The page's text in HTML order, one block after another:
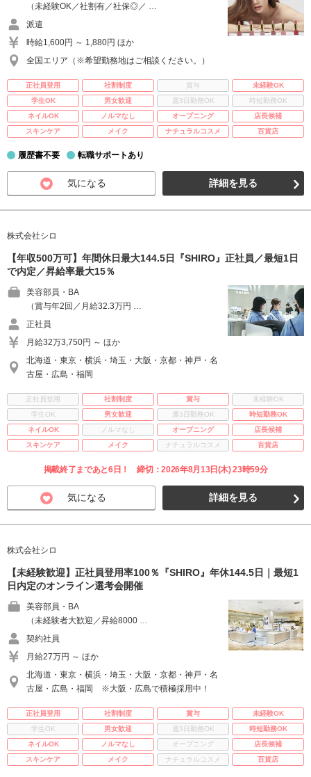
（未経験OK／社割有／社保◎／ …
派遣
時給1,600円 ～ 1,880円 ほか
全国エリア（※希望勤務地はご相談ください。）
正社員登用 社割制度 賞与
未経験OK
学生OK
男女歓迎 週3日勤務OK
時短勤務OK
ネイルOK
ノルマなし オープニング
店長候補
スキンケア
メイク ナチュラルコスメ 百貨店
履歴書不要 転職サポートあり
気になる 詳細を見る
株式会社シロ
【年収500万可】年間休日最大144.5日『SHIRO』正社員／最短1日
で内定／昇給率最大15％
美容部員・BA
（賞与年2回／月給32.3万円 …
正社員
月給32万3,750円 ～ ほか
北海道・東京・横浜・埼玉・大阪・京都・神戸・名
古屋・広島・福岡
正社員登用 社割制度 賞与
未経験OK
学生OK
男女歓迎 週3日勤務OK
時短勤務OK
ネイルOK
ノルマなし オープニング
店長候補
スキンケア
メイク ナチュラルコスメ 百貨店
掲載終了まであと6日！ 締切：2026年8月13日(木) 23時59分
気になる 詳細を見る
株式会社シロ
【未経験歓迎】正社員登用率100％『SHIRO』年休144.5日｜最短1
日内定のオンライン選考会開催
美容部員・BA
（未経験者大歓迎／昇給8000 …
契約社員
月給27万円 ～ ほか
北海道・東京・横浜・埼玉・大阪・京都・神戸・名
古屋・広島・福岡 ※大阪・広島で積極採用中！
正社員登用 社割制度 賞与
未経験OK
学生OK
男女歓迎 週3日勤務OK
時短勤務OK
ネイルOK
ノルマなし オープニング
店長候補
スキンケア
メイク ナチュラルコスメ 百貨店